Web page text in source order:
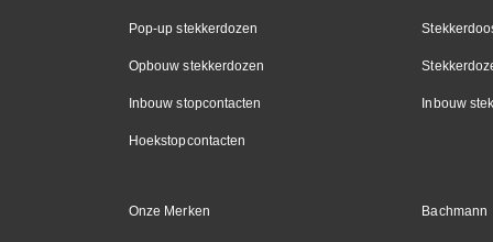
Pop-up stekkerdozen
Opbouw stekkerdozen
Inbouw stopcontacten
Hoekstopcontacten
Inbouw
Onze Merken Bachmann